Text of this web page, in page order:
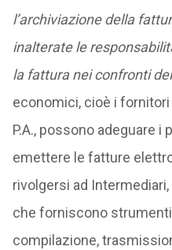
l’archiviazione della
inalterate le
la fattura nei confronti
economici, cioè i
P.A., possono adeguare
emettere le fatture
rivolgersi ad
che forniscono
compilazione,